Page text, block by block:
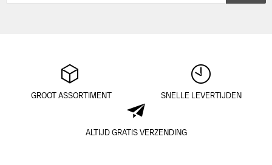
GROOT ASSORTIMENT SNELLE LEVERTIJDEN
ALTIJD GRATIS VERZENDING